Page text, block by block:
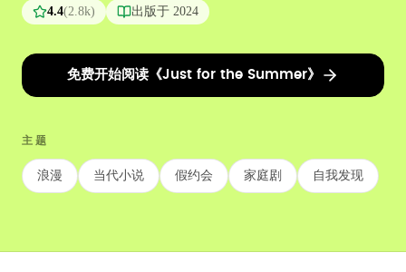
4.4(2.8k) 出版于 2024
免费开始阅读《Just for the Summer》
主题
浪漫 当代小说 假约会 家庭剧 自我发现